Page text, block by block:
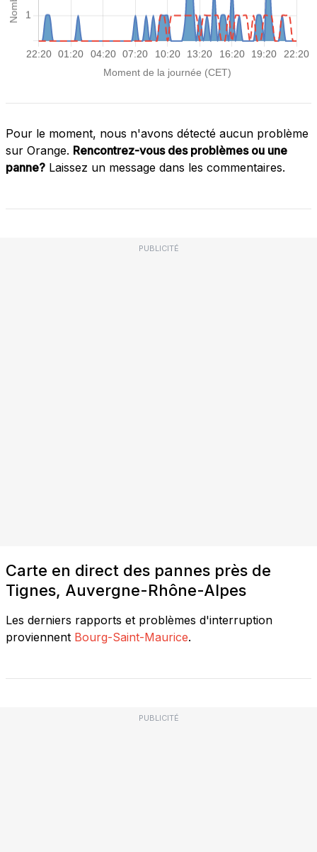
Pour le moment, nous n'avons détecté aucun problème
sur Orange. Rencontrez-vous des problèmes ou une
panne? Laissez un message dans les commentaires.
PUBLICITÉ
Carte en direct des pannes près de
Tignes, Auvergne-Rhône-Alpes
Les derniers rapports et problèmes d'interruption
proviennent Bourg-Saint-Maurice.
PUBLICITÉ